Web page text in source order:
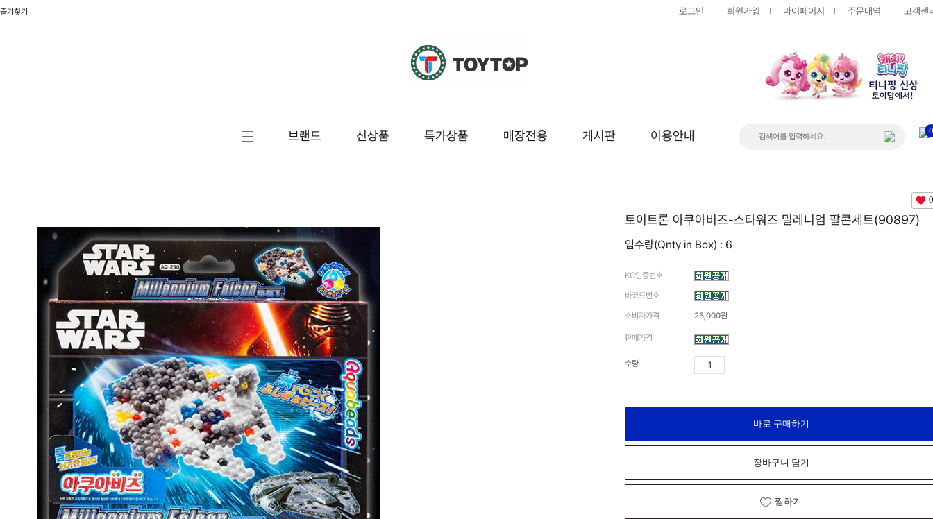
로그인 회원가입 마이페이지 주문내역 고객센
즐겨찾기
브랜드 신상품 특가상품 매장전용 게시판 이용안내 0
자동차
승용완구
놀이
공지사항
FAQ
Q&A
입고/품절
상품 자료실
0
토이트론 아쿠아비즈-스타워즈 밀레니엄 팔콘세트(90897)
입수량(Qnty in Box) : 6
KC인증번호
바코드번호
소비자가격 25,000원
판매가격
수량
바로 구매하기
장바구니 담기
찜하기